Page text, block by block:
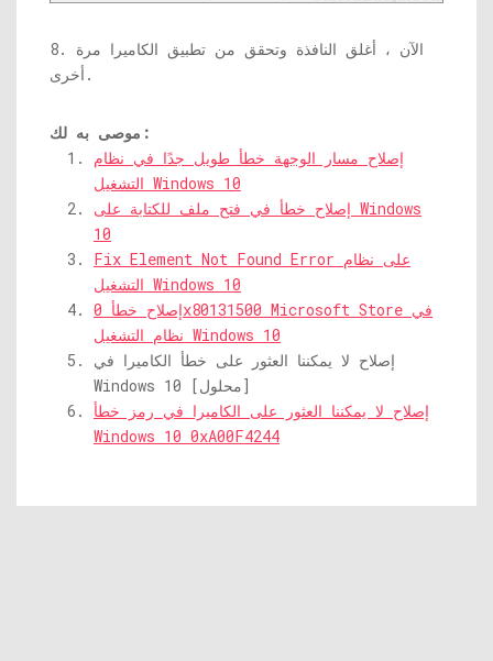
8. الآن ، أغلق النافذة وتحقق من تطبيق الكاميرا مرة
أخرى.
موصى به لك:
إصلاح مسار الوجهة خطأ طويل جدًا في نظام
التشغيل Windows 10
إصلاح خطأ في فتح ملف للكتابة على Windows
10
Fix Element Not Found Error على نظام
التشغيل Windows 10
إصلاح خطأ 0x80131500 Microsoft Store في
نظام التشغيل Windows 10
إصلاح لا يمكننا العثور على خطأ الكاميرا في
Windows 10 [محلول]
إصلاح لا يمكننا العثور على الكاميرا في رمز خطأ
Windows 10 0xA00F4244